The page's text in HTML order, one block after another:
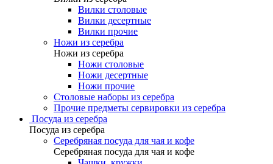
Вилки столовые
Вилки десертные
Вилки прочие
Ножи из серебра
Ножи из серебра
Ножи столовые
Ножи десертные
Ножи прочие
Столовые наборы из серебра
Прочие предметы сервировки из серебра
Посуда из серебра
Посуда из серебра
Серебряная посуда для чая и кофе
Серебряная посуда для чая и кофе